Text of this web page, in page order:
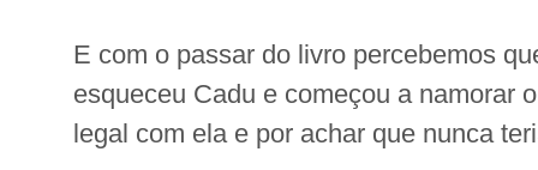
E com o passar do livro percebemos
esqueceu Cadu e começou a namorar
legal com ela e por achar que nunca